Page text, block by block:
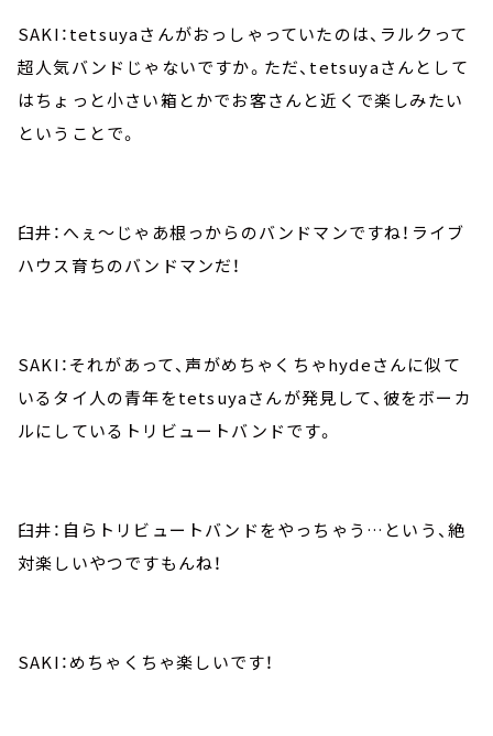
SAKI：tetsuyaさんがおっしゃっていたのは、ラルクって
超人気バンドじゃないですか。ただ、tetsuyaさんとして
はちょっと小さい箱とかでお客さんと近くで楽しみたい
ということで。
臼井：へぇ～じゃあ根っからのバンドマンですね！ライブ
ハウス育ちのバンドマンだ！
SAKI：それがあって、声がめちゃくちゃhydeさんに似て
いるタイ人の青年をtetsuyaさんが発見して、彼をボーカ
ルにしているトリビュートバンドです。
臼井：自らトリビュートバンドをやっちゃう…という、絶
対楽しいやつですもんね！
SAKI：めちゃくちゃ楽しいです！